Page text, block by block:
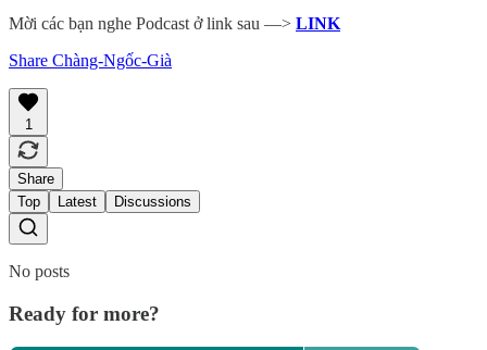
Mời các bạn nghe Podcast ở link sau —> LINK
Share Chàng-Ngốc-Già
1
Share
Top
Latest Discussions
No posts
Ready for more?